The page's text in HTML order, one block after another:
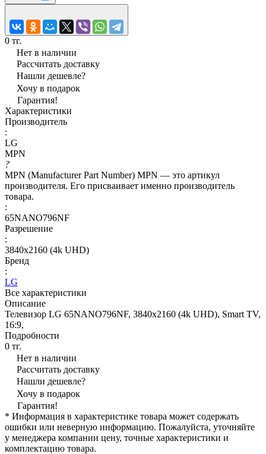
0 тг.
Нет в наличии
Рассчитать доставку
Нашли дешевле?
Хочу в подарок
Гарантия!
Характеристики
Производитель
:
LG
MPN
?
MPN (Manufacturer Part Number) MPN — это артикул
производителя. Его присваивает именно производитель
товара.
:
65NANO796NF
Разрешение
:
3840x2160 (4k UHD)
Бренд
:
LG
Все характеристики
Описание
Телевизор LG 65NANO796NF, 3840x2160 (4k UHD), Smart TV,
16:9,
Подробности
0 тг.
Нет в наличии
Рассчитать доставку
Нашли дешевле?
Хочу в подарок
Гарантия!
* Информация в характеристике товара может содержать
ошибки или неверную информацию. Пожалуйста, уточняйте
у менеджера компании цену, точные характеристики и
комплектацию товара.